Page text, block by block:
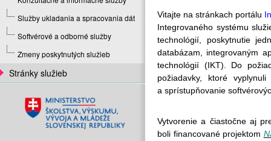
Služby ukladania a spracovania dát
Softvérové a odborné služby
Zmeny poskytnutých služieb
Stránky služieb
Vitajte na stránkach portálu
Integrovaného systému
technológií, poskytnutie
databázam, integrovaným
technológií (IKT). Do
požiadavky, ktoré
a sprístupňovanie
Vytvorenie a čiastočne aj
boli financované projektom